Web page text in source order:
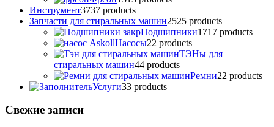
Инструмент3737 products
Запчасти для стиральных машин2525 products
Подшипники1717 products
Насосы22 products
ТЭНы для
стиральных машин44 products
Ремни22 products
Услуги33 products
Свежие записи